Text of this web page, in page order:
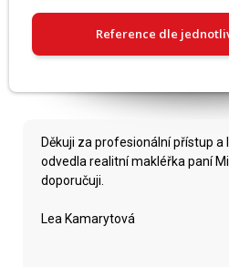
Reference dle
Děkuji za profesionální přístup a
odvedla realitní makléřka paní
doporučuji.
Lea Kamarytová